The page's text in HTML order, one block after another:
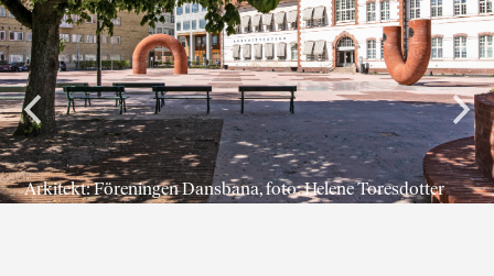
Arkitekt: Föreningen Dansbana, foto: Helene Toresdotter